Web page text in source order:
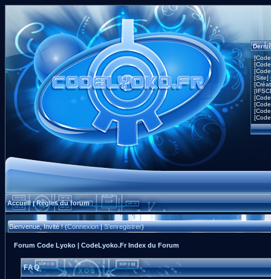
[Site]
Accueil|Règles du forum
Bienvenue, Invité ! (Connexion|S'enregistrer)
Forum Code Lyoko | CodeLyoko.Fr Index du Forum
FAQ